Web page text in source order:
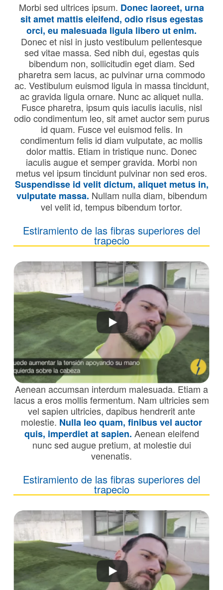
Morbi sed ultrices ipsum. Donec laoreet, urna
sit amet mattis eleifend, odio risus egestas
orci, eu malesuada ligula libero ut enim.
Donec et nisl in justo vestibulum pellentesque
sed vitae massa. Sed nibh dui, egestas quis
bibendum non, sollicitudin eget diam. Sed
pharetra sem lacus, ac pulvinar urna commodo
ac. Vestibulum euismod ligula in massa tincidunt,
ac gravida ligula ornare. Nunc ac aliquet nulla.
Fusce pharetra, ipsum quis iaculis iaculis, nisl
odio condimentum leo, sit amet auctor sem purus
id quam. Fusce vel euismod felis. In
condimentum felis id diam vulputate, ac mollis
dolor mattis. Etiam in tristique nunc. Donec
iaculis augue et semper gravida. Morbi non
metus vel ipsum tincidunt pulvinar non sed eros.
Suspendisse id velit dictum, aliquet metus in,
vulputate massa. Nullam nulla diam, bibendum
vel velit id, tempus bibendum tortor.
Estiramiento de las fibras superiores del
trapecio
Aenean accumsan interdum malesuada. Etiam a
lacus a eros mollis fermentum. Nam ultricies sem
vel sapien ultricies, dapibus hendrerit ante
molestie. Nulla leo quam, finibus vel auctor
quis, imperdiet at sapien. Aenean eleifend
nunc sed augue pretium, at molestie dui
venenatis.
Estiramiento de las fibras superiores del
trapecio